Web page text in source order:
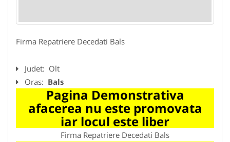
Firma Repatriere Decedati Bals
Judet: Olt
Oras: Bals
Pagina Demonstrativa
afacerea nu este promovata
iar locul este liber
Firma Repatriere Decedati Bals